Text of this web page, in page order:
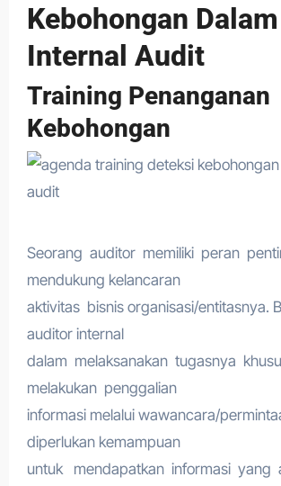
Kebohongan Dalam
Internal Audit
Training Penanganan
Kebohongan
Seorang auditor memiliki peran
mendukung kelancaran
aktivitas bisnis organisasi/entitasnya.
auditor internal
dalam melaksanakan tugasnya
melakukan penggalian
informasi melalui wawancara/
diperlukan kemampuan
untuk mendapatkan informasi yang